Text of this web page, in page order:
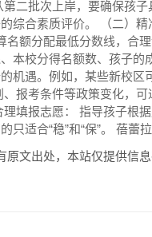
第二批次上岸，要确保孩
综合素质评价。 （二）
额分配最低分数线，合
本校分得名额数、孩子
机遇。例如，某些新校区
报考条件等政策变化，
填报志愿： 指导孩子根
只适合“稳”和“保”。 蓓蕾
文出处，本站仅提供信息